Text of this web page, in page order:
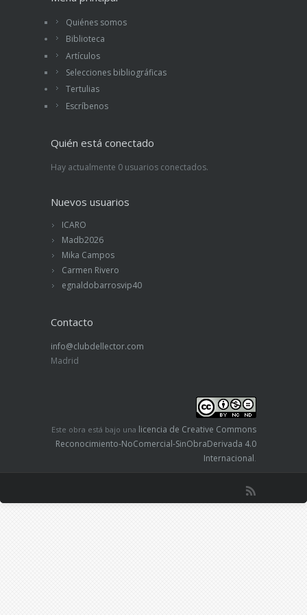
Quiénes somos
Biblioteca
Artículos
Selecciones bibliográficas
Tertulias
Escríbenos
Quién está conectado
Hay actualmente 0 usuarios conectados.
Nuevos usuarios
ICARO
Madb2026
Mika Campos
Carmen Rivero
egnaldobarrosvip40
Contacto
info@clubdellector.com
Madrid
Este obra está bajo una licencia de Creative Commons
Reconocimiento-NoComercial-SinObraDerivada 4.0
Internacional